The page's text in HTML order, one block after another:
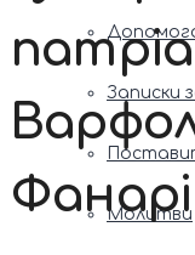
Записки
Молитви
Фанарі